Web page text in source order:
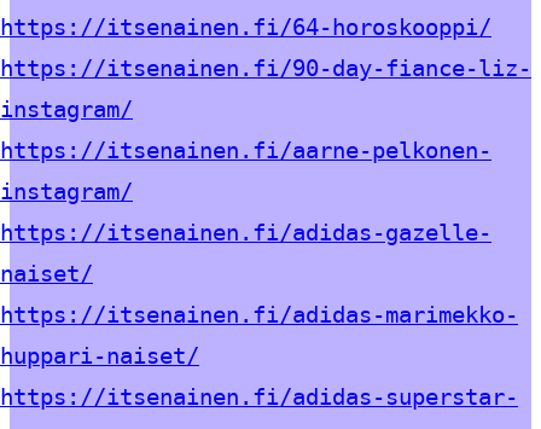
https://itsenainen.fi/64-horoskooppi/
https://itsenainen.fi/90-day-fiance-liz-
instagram/
https://itsenainen.fi/aarne-pelkonen-
instagram/
https://itsenainen.fi/adidas-gazelle-
naiset/
https://itsenainen.fi/adidas-marimekko-
huppari-naiset/
https://itsenainen.fi/adidas-superstar-